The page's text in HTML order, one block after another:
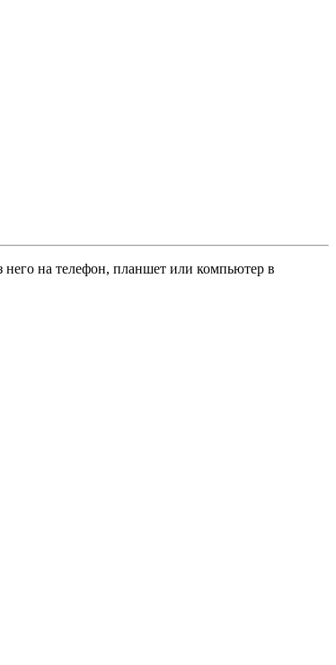
него на телефон, планшет или компьютер в